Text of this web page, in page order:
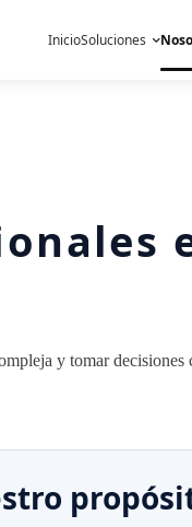
InicioSoluciones
y tomar